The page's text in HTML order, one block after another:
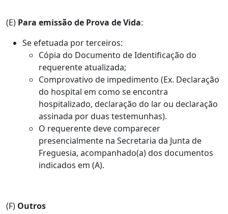
(E) Para emissão de Prova de Vida:
Se efetuada por terceiros:
Cópia do Documento de Identificação do
requerente atualizada;
Comprovativo de impedimento (Ex. Declaração
do hospital em como se encontra
hospitalizado, declaração do lar ou declaração
assinada por duas testemunhas).
O requerente deve comparecer
presencialmente na Secretaria da Junta de
Freguesia, acompanhado(a) dos documentos
indicados em (A).
(F) Outros